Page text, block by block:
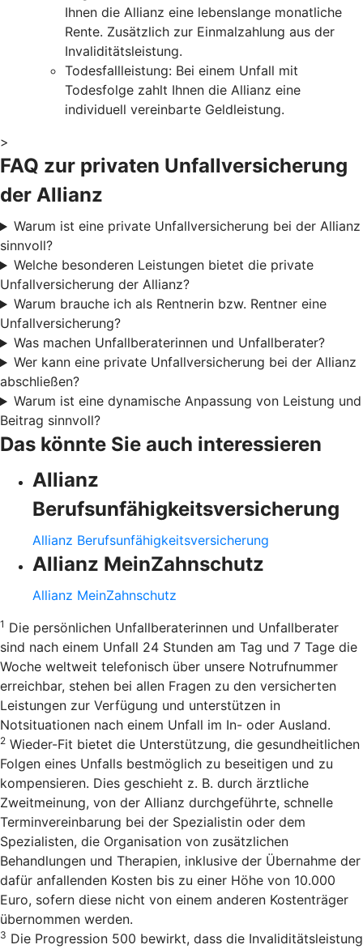
Ihnen die Allianz eine lebenslange monatliche
Rente. Zusätzlich zur Einmalzahlung aus der
Invaliditätsleistung.
Todesfallleistung: Bei einem Unfall mit
Todesfolge zahlt Ihnen die Allianz eine
individuell vereinbarte Geldleistung.
>
FAQ zur privaten Unfallversicherung
der Allianz
Warum ist eine private Unfallversicherung bei der Allianz
sinnvoll?
Welche besonderen Leistungen bietet die private
Unfallversicherung der Allianz?
Warum brauche ich als Rentnerin bzw. Rentner eine
Unfallversicherung?
Was machen Unfallberaterinnen und Unfallberater?
Wer kann eine private Unfallversicherung bei der Allianz
abschließen?
Warum ist eine dynamische Anpassung von Leistung und
Beitrag sinnvoll?
Das könnte Sie auch interessieren
Allianz
Berufsunfähigkeitsversicherung
Allianz Berufsunfähigkeitsversicherung
Allianz MeinZahnschutz
Allianz MeinZahnschutz
1 Die persönlichen Unfallberaterinnen und Unfallberater
sind nach einem Unfall 24 Stunden am Tag und 7 Tage die
Woche weltweit telefonisch über unsere Notrufnummer
erreichbar, stehen bei allen Fragen zu den versicherten
Leistungen zur Verfügung und unterstützen in
Notsituationen nach einem Unfall im In- oder Ausland.
2 Wieder-Fit bietet die Unterstützung, die gesundheitlichen
Folgen eines Unfalls bestmöglich zu beseitigen und zu
kompensieren. Dies geschieht z. B. durch ärztliche
Zweitmeinung, von der Allianz durchgeführte, schnelle
Terminvereinbarung bei der Spezialistin oder dem
Spezialisten, die Organisation von zusätzlichen
Behandlungen und Therapien, inklusive der Übernahme der
dafür anfallenden Kosten bis zu einer Höhe von 10.000
Euro, sofern diese nicht von einem anderen Kostenträger
übernommen werden.
3 Die Progression 500 bewirkt, dass die Invaliditätsleistung